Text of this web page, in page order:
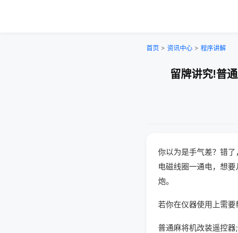
首页 > 资讯中心 > 程序讲解
留牌讲究!普
你以为是手气差？错
电磁线圈一通电，想
炮。
若你在仪器使用上需
普通麻将机改装遥控